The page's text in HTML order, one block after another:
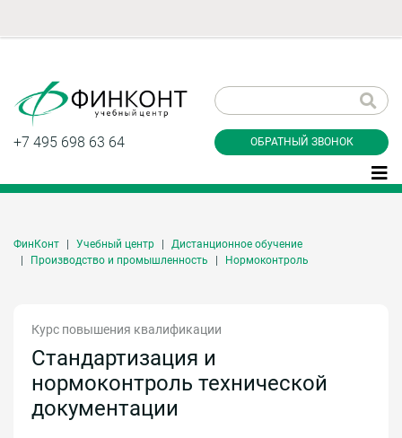
+7 495 698 63 64 ОБРАТНЫЙ ЗВОНОК
ФинКонт Учебный центр
Дистанционное обучение
Производство и промышленность
Нормоконтроль
Курс повышения квалификации
Стандартизация и
нормоконтроль технической
документации
звонок
Даю согласие на обработку персональных
данные и соглашаюсь сполитикой
Заказать